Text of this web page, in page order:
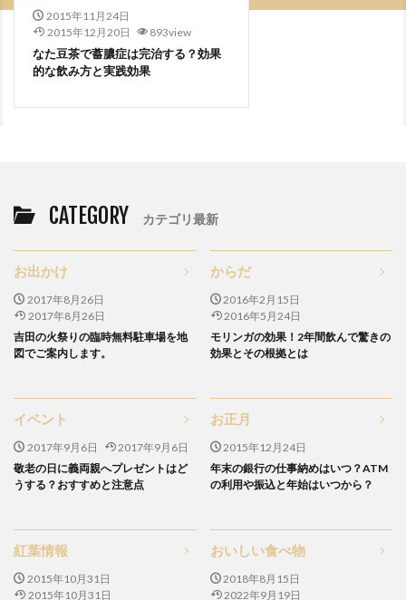
2015年11月24日
2015年12月20日
893view
なた豆茶で蓄膿症は完治する？効果
的な飲み方と実践効果
CATEGORY カテゴリ最新
お出かけ
2017年8月26日
2017年8月26日
吉田の火祭りの臨時無料駐車場を地
図でご案内します。
からだ
2016年2月15日
2016年5月24日
モリンガの効果！2年間飲んで驚きの
効果とその根拠とは
イベント
2017年9月6日
2017年9月6日
敬老の日に義両親へプレゼントはど
うする？おすすめと注意点
お正月
2015年12月24日
年末の銀行の仕事納めはいつ？ATM
の利用や振込と年始はいつから？
紅葉情報
2015年10月31日
2015年10月31日
おいしい食べ物
2018年8月15日
2022年9月19日